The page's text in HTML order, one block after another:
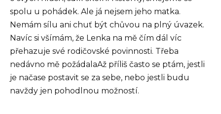
spolu u pohádek. Ale já nejsem jeho matka.
Nemám sílu ani chuť být chůvou na plný úvazek.
Navíc si všímám, že Lenka na mě čím dál víc
přehazuje své rodičovské povinnosti. Třeba
nedávno mě požádalaAž příliš často se ptám, jestli
je načase postavit se za sebe, nebo jestli budu
navždy jen pohodlnou možností.